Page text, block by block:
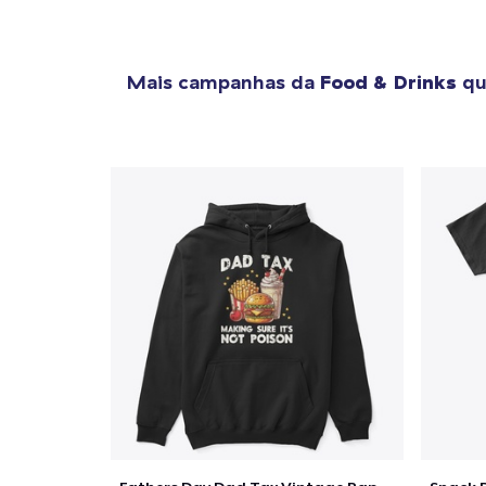
Mais campanhas da Food & Drinks